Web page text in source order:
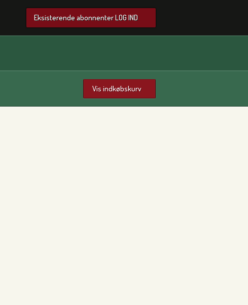
Eksisterende abonnenter LOG IND
Vis indkøbskurv